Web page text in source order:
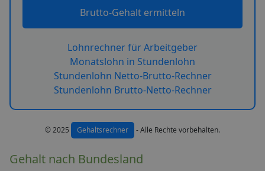
Brutto-Gehalt ermitteln
Lohnrechner für Arbeitgeber
Monatslohn in Stundenlohn
Stundenlohn Netto-Brutto-Rechner
Stundenlohn Brutto-Netto-Rechner
© 2025 Gehaltsrechner - Alle Rechte vorbehalten.
Gehalt nach Bundesland